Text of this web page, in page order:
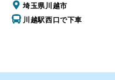
埼玉県川越市
川越駅西口で下車